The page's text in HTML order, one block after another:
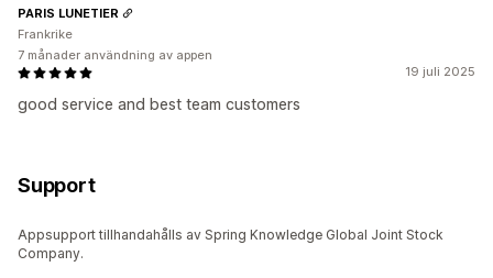
19 juli 2025
good service and best team customers
PARIS LUNETIER
Frankrike
7 månader användning av appen
Support
Appsupport tillhandahålls av Spring Knowledge Global Joint Stock
Company.